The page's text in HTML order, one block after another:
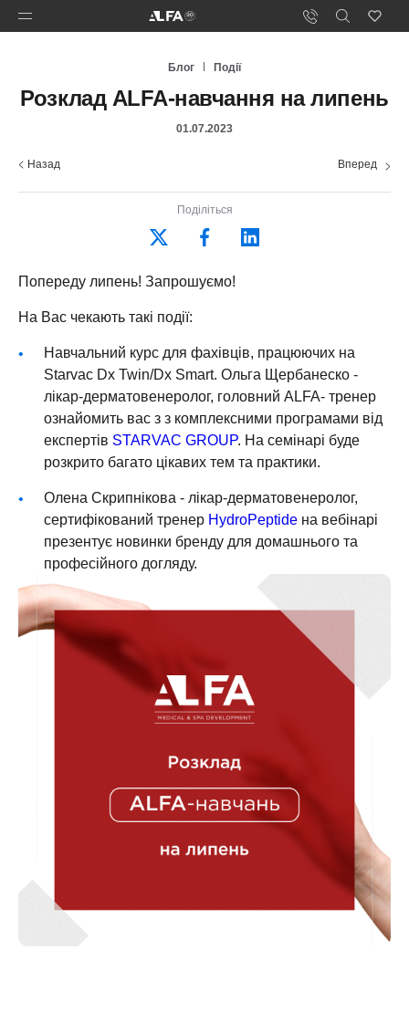
Блог Події
Розклад ALFA-навчання на липень
01.07.2023
Назад Вперед
Поділіться
Попереду липень! Запрошуємо!
На Вас чекають такі події:
Навчальний курс для фахівців, працюючих на
Starvac Dx Twin/Dx Smart. Ольга Щербанеско -
лікар-дерматовенеролог, головний ALFA- тренер
ознайомить вас з з комплексними програмами від
експертів STARVAC GROUP. На семінарі буде
розкрито багато цікавих тем та практики.
Олена Скрипнікова - лікар-дерматовенеролог,
сертифікований тренер HydroPeptide на вебінарі
презентує новинки бренду для домашнього та
професійного догляду.